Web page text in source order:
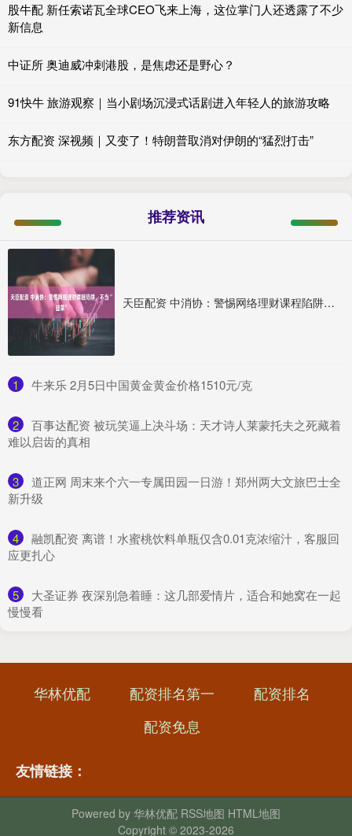
股牛配 新任索诺瓦全球CEO飞来上海，这位掌门人还透露了不少
新信息
中证所 奥迪威冲刺港股，是焦虑还是野心？
91快牛 旅游观察｜当小剧场沉浸式话剧进入年轻人的旅游攻略
东方配资 深视频｜又变了！特朗普取消对伊朗的“猛烈打击”
推荐资讯
天臣配资 中消协：警惕网络理财课程陷阱，不当“韭菜”
1 ​牛来乐 2月5日中国黄金黄金价格1510元/克
2
​百事达配资 被玩笑逼上决斗场：天才诗人莱蒙托夫之死藏着
难以启齿的真相
3
​道正网 周末来个六一专属田园一日游！郑州两大文旅巴士全
新升级
4
​融凯配资 离谱！水蜜桃饮料单瓶仅含0.01克浓缩汁，客服回
应更扎心
5
​大圣证券 夜深别急着睡：这几部爱情片，适合和她窝在一起
慢慢看
华林优配 配资排名第一
配资排名
配资免息
友情链接：
Powered by 华林优配 RSS地图 HTML地图
Copyright © 2023-2026